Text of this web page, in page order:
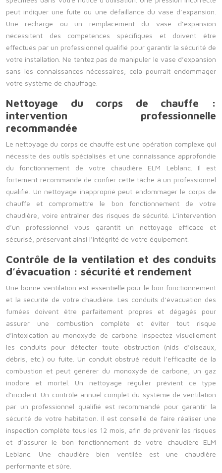
peut indiquer une fuite ou une défaillance du vase d’expansion.
Une recharge ou un remplacement du vase d’expansion
nécessitent des compétences spécifiques et doivent être
effectués par un professionnel qualifié pour garantir la sécurité de
votre installation. Ne tentez pas de manipuler le vase d’expansion
sans les connaissances nécessaires; cela pourrait endommager
votre système de chauffage.
Nettoyage du corps de chauffe :
intervention professionnelle
recommandée
Le nettoyage du corps de chauffe est une opération complexe qui
nécessite des outils spécialisés et une connaissance approfondie
du fonctionnement de votre chaudière ELM Leblanc. Il est
fortement recommandé de confier cette tâche à un professionnel
qualifié. Un nettoyage inapproprié peut endommager le corps de
chauffe et compromettre le bon fonctionnement de votre
chaudière, voire entraîner des risques de sécurité. L’intervention
d’un professionnel vous garantit un nettoyage efficace et
sécurisé, préservant ainsi l’intégrité de votre équipement.
Contrôle de la ventilation et des conduits
d’évacuation : sécurité et rendement
Une bonne ventilation est essentielle pour le bon fonctionnement
et la sécurité de votre chaudière. Les conduits d’évacuation des
fumées doivent être parfaitement propres et dégagés pour
assurer une combustion complète et éviter tout risque
d’intoxication au monoxyde de carbone. Inspectez visuellement
les conduits pour détecter toute obstruction (nids d’oiseaux,
débris, etc.) ou fuite. Un conduit obstrué réduit l’efficacité de la
combustion et peut générer du monoxyde de carbone, un gaz
inodore et mortel. Un nettoyage régulier prévient ce type
d’incident. Un contrôle annuel complet du système de ventilation
par un professionnel qualifié est recommandé pour garantir la
sécurité de votre habitation. Il est conseillé de faire réaliser une
inspection complète tous les 12 mois, afin de prévenir les risques
et d’assurer le bon fonctionnement de votre chaudière ELM
Leblanc. Une chaudière bien ventilée est une chaudière
performante et sûre.